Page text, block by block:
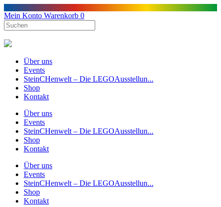
Mein Konto Warenkorb 0
Über uns
Events
SteinCHenwelt – Die LEGOAusstellun...
Shop
Kontakt
Über uns
Events
SteinCHenwelt – Die LEGOAusstellun...
Shop
Kontakt
Über uns
Events
SteinCHenwelt – Die LEGOAusstellun...
Shop
Kontakt